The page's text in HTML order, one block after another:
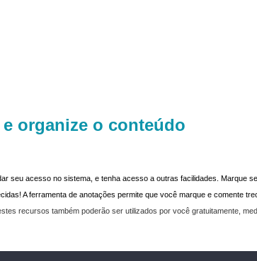
organize o conteúdo
seu acesso no sistema, e tenha acesso a outras facilidades. Marque
A ferramenta de anotações permite que você marque e comente
recursos também poderão ser utilizados por você gratuitamente,